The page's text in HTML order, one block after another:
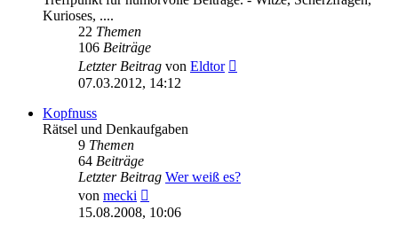
Kurioses, ....
22 Themen
106 Beiträge
Letzter Beitrag von Eldtor
07.03.2012, 14:12
Kopfnuss
Rätsel und Denkaufgaben
9 Themen
64 Beiträge
Letzter Beitrag Wer weiß es?
von mecki
Beitrag
15.08.2008, 10:06